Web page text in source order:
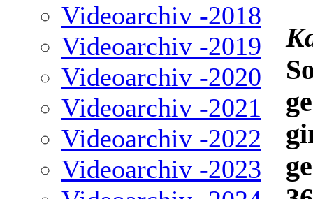
Videoarchiv -2018
Videoarchiv -2019
Videoarchiv -2020
Videoarchiv -2021
Videoarchiv -2022
Videoarchiv -2023